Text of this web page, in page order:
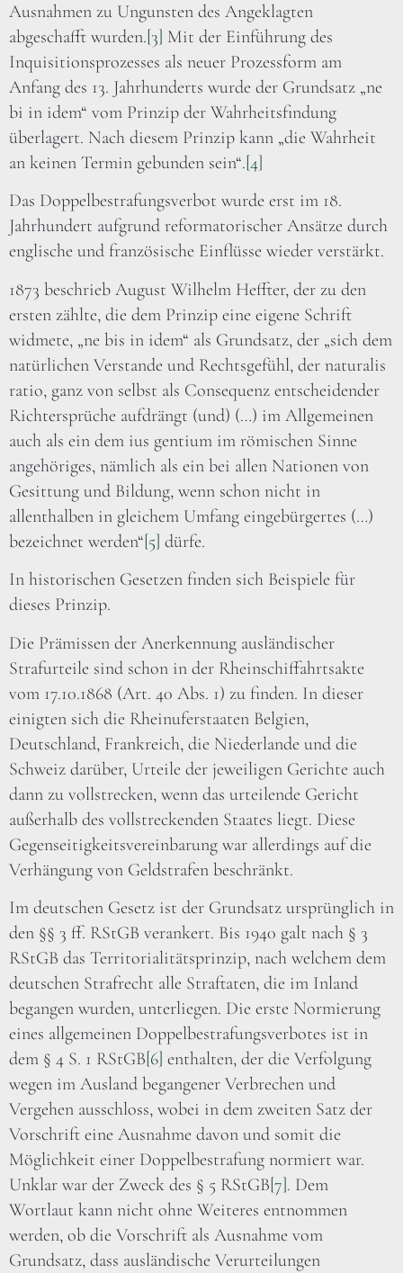
Ausnahmen zu Ungunsten des Angeklagten
abgeschafft wurden.[3] Mit der Einführung des
Inquisitionsprozesses als neuer Prozessform am
Anfang des 13. Jahrhunderts wurde der Grundsatz „ne
bi in idem“ vom Prinzip der Wahrheitsfindung
überlagert. Nach diesem Prinzip kann „die Wahrheit
an keinen Termin gebunden sein“.[4]
Das Doppelbestrafungsverbot wurde erst im 18.
Jahrhundert aufgrund reformatorischer Ansätze durch
englische und französische Einflüsse wieder verstärkt.
1873 beschrieb August Wilhelm Heffter, der zu den
ersten zählte, die dem Prinzip eine eigene Schrift
widmete, „ne bis in idem“ als Grundsatz, der „sich dem
natürlichen Verstande und Rechtsgefühl, der naturalis
ratio, ganz von selbst als Consequenz entscheidender
Richtersprüche aufdrängt (und) (…) im Allgemeinen
auch als ein dem ius gentium im römischen Sinne
angehöriges, nämlich als ein bei allen Nationen von
Gesittung und Bildung, wenn schon nicht in
allenthalben in gleichem Umfang eingebürgertes (…)
bezeichnet werden“[5] dürfe.
In historischen Gesetzen finden sich Beispiele für
dieses Prinzip.
Die Prämissen der Anerkennung ausländischer
Strafurteile sind schon in der Rheinschiffahrtsakte
vom 17.10.1868 (Art. 40 Abs. 1) zu finden. In dieser
einigten sich die Rheinuferstaaten Belgien,
Deutschland, Frankreich, die Niederlande und die
Schweiz darüber, Urteile der jeweiligen Gerichte auch
dann zu vollstrecken, wenn das urteilende Gericht
außerhalb des vollstreckenden Staates liegt. Diese
Gegenseitigkeitsvereinbarung war allerdings auf die
Verhängung von Geldstrafen beschränkt.
Im deutschen Gesetz ist der Grundsatz ursprünglich in
den §§ 3 ff. RStGB verankert. Bis 1940 galt nach § 3
RStGB das Territorialitätsprinzip, nach welchem dem
deutschen Strafrecht alle Straftaten, die im Inland
begangen wurden, unterliegen. Die erste Normierung
eines allgemeinen Doppelbestrafungsverbotes ist in
dem § 4 S. 1 RStGB[6] enthalten, der die Verfolgung
wegen im Ausland begangener Verbrechen und
Vergehen ausschloss, wobei in dem zweiten Satz der
Vorschrift eine Ausnahme davon und somit die
Möglichkeit einer Doppelbestrafung normiert war.
Unklar war der Zweck des § 5 RStGB[7]. Dem
Wortlaut kann nicht ohne Weiteres entnommen
werden, ob die Vorschrift als Ausnahme vom
Grundsatz, dass ausländische Verurteilungen